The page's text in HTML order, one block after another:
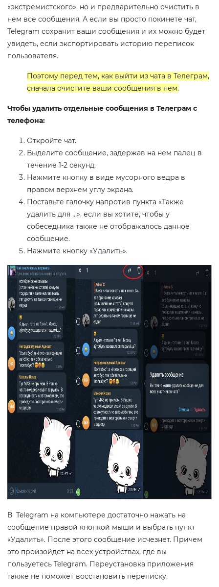
«экстремистского», но и предварительно очистить в
нем все сообщения. А если вы просто покинете чат,
Telegram сохранит ваши сообщения и их можно будет
увидеть, если экспортировать историю переписок
пользователя.
Поэтому перед тем, как выйти из чата в Телеграм,
сначала очистите ваши сообщения в нем.
Чтобы удалить отдельные сообщения в Телеграм с
телефона:
Откройте чат.
Выделите сообщение, задержав на нем палец в
течение 1-2 секунд.
Нажмите кнопку в виде мусорного ведра в
правом верхнем углу экрана.
Поставьте галочку напротив пункта «Также
удалить для …», если вы хотите, чтобы у
собеседника также не отображалось данное
сообщение.
Нажмите кнопку «Удалить».
В Telegram на компьютере достаточно нажать на
сообщение правой кнопкой мыши и выбрать пункт
«Удалить». После этого сообщение исчезнет. Причем
это произойдет на всех устройствах, где вы
пользуетесь Telegram. Переустановка приложения
также не поможет восстановить переписку.